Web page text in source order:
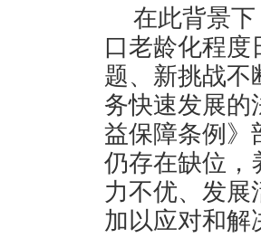
在此背景
口老龄化程
题、新挑战不
务快速发展的
益保障条例》
仍存在缺位，
力不优、发
加以应对和解